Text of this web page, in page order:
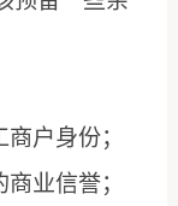
户身份；
业信誉；